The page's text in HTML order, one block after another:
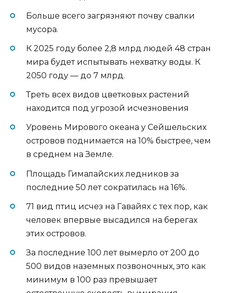
Больше всего загрязняют почву свалки
мусора.
К 2025 году более 2,8 млрд людей 48 стран
мира будет испытывать нехватку воды. К
2050 году — до 7 млрд.
Треть всех видов цветковых растений
находится под угрозой исчезновения
Уровень Мирового океана у Сейшельских
островов поднимается на 10% быстрее, чем
в среднем на Земле.
Площадь Гималайских ледников за
последние 50 лет сократилась на 16%.
71 вид птиц исчез на Гавайях с тех пор, как
человек впервые высадился на берегах
этих островов.
За последние 100 лет вымерло от 200 до
500 видов наземных позвоночных, это как
минимум в 100 раз превышает